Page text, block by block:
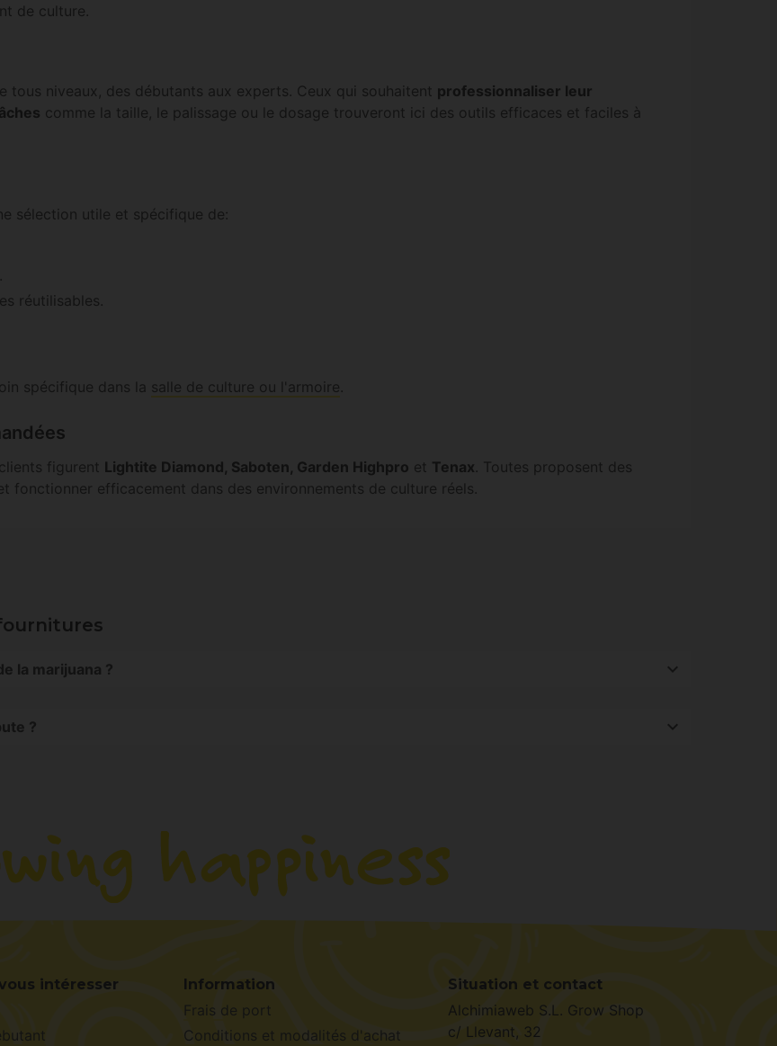
de culture.
niveaux, des débutants aux experts. Ceux qui souhaitent professionnaliser leur
comme la taille, le palissage ou le dosage trouveront ici des outils efficaces et faciles à
sélection utile et spécifique de:
réutilisables.
spécifique dans la salle de culture ou l'armoire.
figurent Lightite Diamond, Saboten, Garden Highpro et Tenax. Toutes proposent des
fonctionner efficacement dans des environnements de culture réels.
la marijuana ?
?
intéresser Information
Frais de port
Conditions et modalités d'achat
Situation et contact
Alchimiaweb S.L. Grow Shop
c/ Llevant, 32